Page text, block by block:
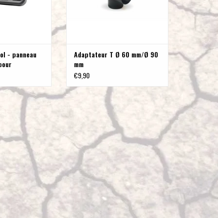
pour
de
recherche
sélectionné.
Les
utilisateurs
d'appareils
tactiles
peuvent
de
gestes
tels
- panneau
Adaptateur T Ø 60 mm/Ø 90
mm
€9,90